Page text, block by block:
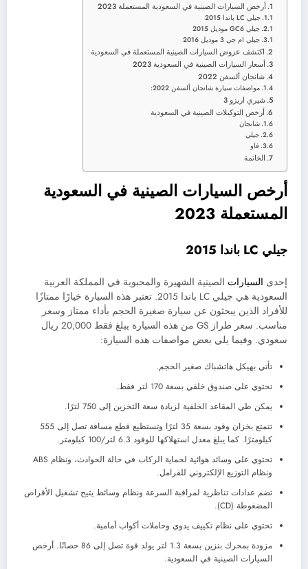
أرخص السيارات الصينية في السعودية المستعملة 2023
جيلي LC باندا 2015
جيلي GC6 موديل 2015
جيلي ام جي 3 موديل 2016
اكتشف عروض السيارات الصينية المستعملة في السعودية
أسعار السيارات الصينية في السعودية 2023
شانجان ألسفن 2022
مواصفات سيارة شانجان ألسفن 2022:
شيري اريزو 3
أرخص التوكيلات الصينية في السعودية
شانجان
جيلي
فاو
الخاتمة
أرخص السيارات الصينية في السعودية
المستعملة 2023
جيلي LC باندا 2015
إحدى السيارات الصينية الشهيرة والمحبوبة في المملكة العربية
السعودية هي جيلي LC باندا 2015. تعتبر هذه السيارة خيارًا ممتازًا
للأفراد الذين يبحثون عن سيارة صغيرة الحجم بأداء ممتاز وسعر
مناسب. سعر طراز GS من هذه السيارة يبلغ فقط 20,000 ريال
سعودي. وفيما يلي بعض مواصفات هذه السيارة:
تأتي بهيكل هاتشباك صغير الحجم.
تحتوي على صندوق خلفي بسعة 170 لتر فقط.
يمكن طي المقاعد الخلفية لزيادة سعة التخزين إلى 750 لترًا.
تتمتع بخزان وقود بسعة 35 لترًا وتستطيع قطع مسافة تصل إلى 555
كيلومترًا. كما يبلغ معدل استهلاكها للوقود 6.3 لتر/100 كيلومتر.
تحتوي على وسائد هوائية لحماية الركاب في حالة الحوادث، ونظام ABS
ونظام التوزيع الإلكتروني للفرامل.
تضم عدادات تناظرية لمراقبة السرعة ونظام وسائط يتيح تشغيل الأقراص
المضغوطة (CD).
تحتوي على نظام تكييف يدوي وحاملات أكواب أمامية.
مزودة بمحرك بنزين بسعة 1.3 لتر يولد قوة تصل إلى 86 حصانًا. أرخص
السيارات الصينية في السعودية.